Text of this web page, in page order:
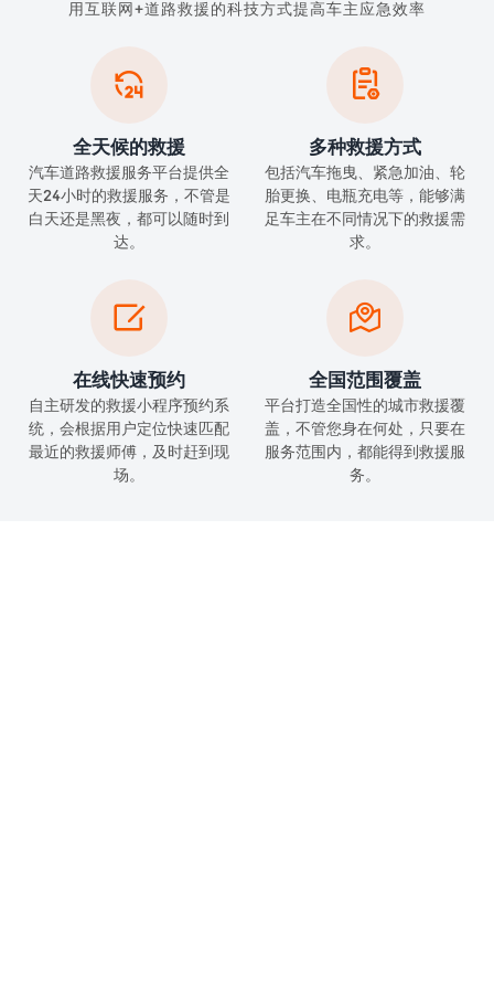
用互联网+道路救援的科技方式提高车主应急效率

全天候的救援
汽车道路救援服务平台提供全
天24小时的救援服务，不管是
白天还是黑夜，都可以随时到
达。

多种救援方式
包括汽车拖曳、紧急加油、轮
胎更换、电瓶充电等，能够满
足车主在不同情况下的救援需
求。

在线快速预约
自主研发的救援小程序预约系
统，会根据用户定位快速匹配
最近的救援师傅，及时赶到现
场。

全国范围覆盖
平台打造全国性的城市救援覆
盖，不管您身在何处，只要在
服务范围内，都能得到救援服
务。